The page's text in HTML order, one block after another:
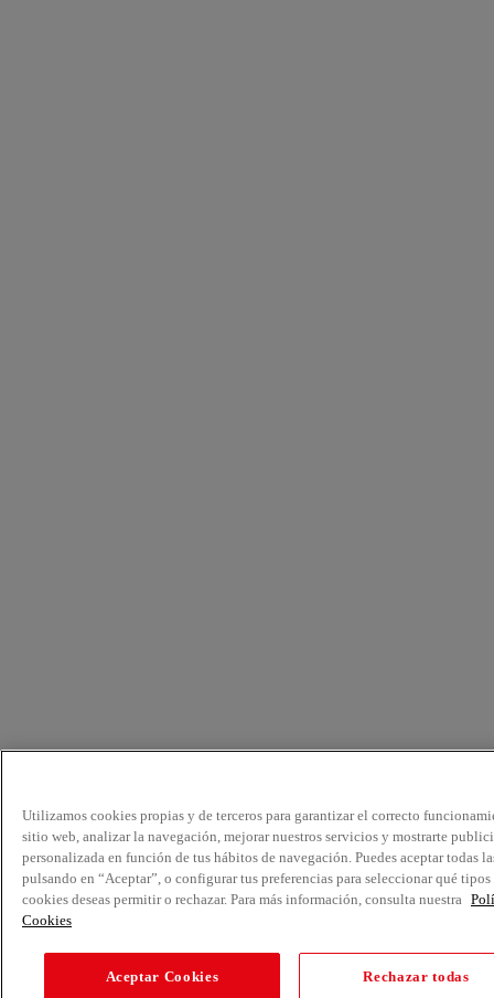
Utilizamos cookies propias y de terceros para garantizar el correcto
sitio web, analizar la navegación, mejorar nuestros servicios y mostrarte
personalizada en función de tus hábitos de navegación. Puedes aceptar todas
pulsando en “Aceptar”, o configurar tus preferencias para seleccionar qué tipos
cookies deseas permitir o rechazar. Para más información, consulta nuestra
Cookies
Aceptar Cookies Rechazar todas